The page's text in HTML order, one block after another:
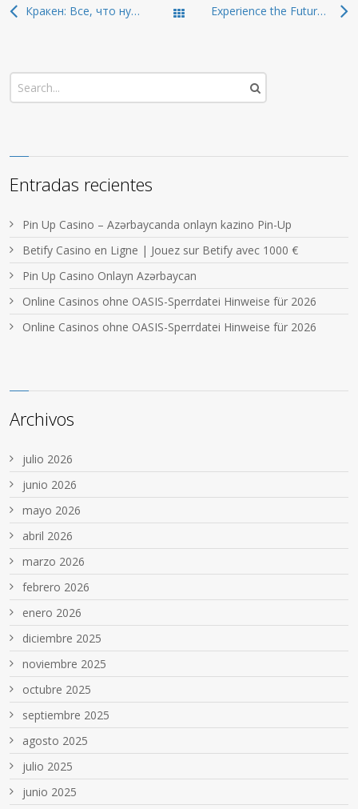
Кракен: Все, что нужно знать для безопасного доступа Todas las entradas Experience the Future of Crypto with Ledger Live
Entradas recientes
Pin Up Casino – Azərbaycanda onlayn kazino Pin-Up
Betify Casino en Ligne | Jouez sur Betify avec 1000 €
Pin Up Casino Onlayn Azərbaycan
Online Casinos ohne OASIS-Sperrdatei Hinweise für 2026
Online Casinos ohne OASIS-Sperrdatei Hinweise für 2026
Archivos
julio 2026
junio 2026
mayo 2026
abril 2026
marzo 2026
febrero 2026
enero 2026
diciembre 2025
noviembre 2025
octubre 2025
septiembre 2025
agosto 2025
julio 2025
junio 2025